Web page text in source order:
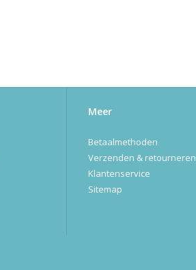
Meer
Betaalmethoden
Verzenden & retourneren
Klantenservice
Sitemap